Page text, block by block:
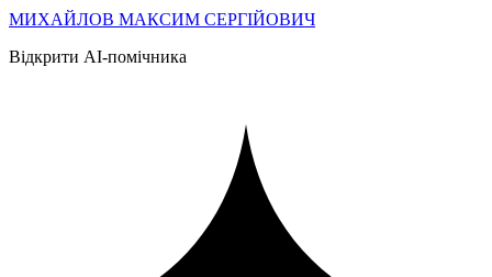
МИХАЙЛОВ МАКСИМ СЕРГІЙОВИЧ
Відкрити AI-помічника